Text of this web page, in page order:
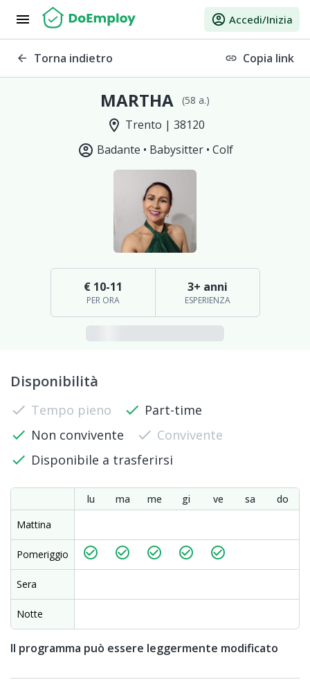
menu account_circle Accedi/Inizia
arrow_back Torna indietro link Copia link
MARTHA (58 a.)
location_on Trento | 38120
account_circle Badante • Babysitter • Colf
€ 10-11
PER ORA
3+ anni
ESPERIENZA
Disponibilità
check Tempo pieno check Part-time
check Non convivente check Convivente
check Disponibile a trasferirsi
lu ma me gi ve sa
do
Mattina
Pomeriggio check_circle_outline check_circle_outline check_circle_outline check_circle_outline check_circle_outline
Sera
Notte
Il programma può essere leggermente modificato